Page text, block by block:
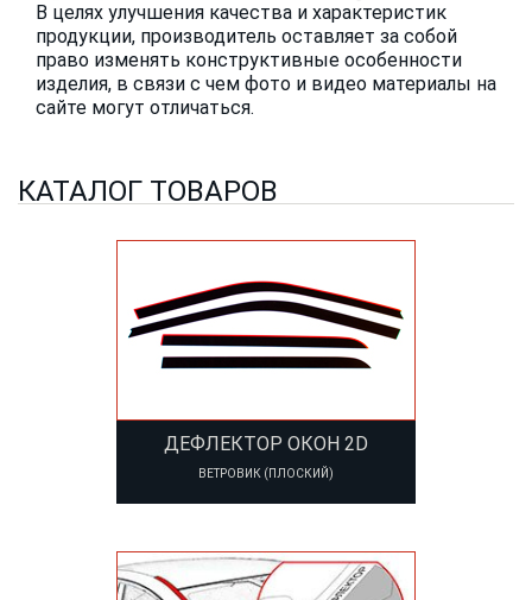
В целях улучшения качества и характеристик
продукции, производитель оставляет за собой
право изменять конструктивные особенности
изделия, в связи с чем фото и видео материалы на
сайте могут отличаться.
КАТАЛОГ ТОВАРОВ
ДЕФЛЕКТОР ОКОН 2D
ВЕТРОВИК (ПЛОСКИЙ)